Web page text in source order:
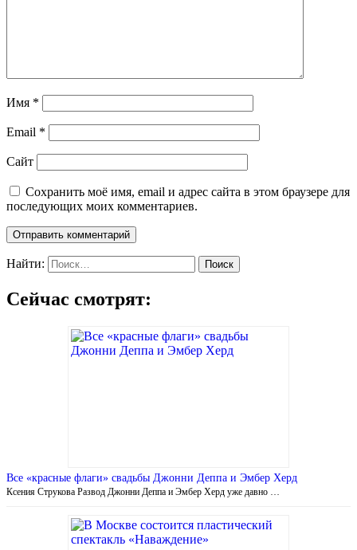
Имя *
Email *
Сайт
Сохранить моё имя, email и адрес сайта в этом браузере для
последующих моих комментариев.
Найти:
Сейчас смотрят:
Все «красные флаги» свадьбы Джонни Деппа и Эмбер Херд
Ксения Струкова Развод Джонни Деппа и Эмбер Херд уже давно …